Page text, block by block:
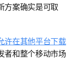
方案确实是可取
许在其他平台下载
者和整个移动市场